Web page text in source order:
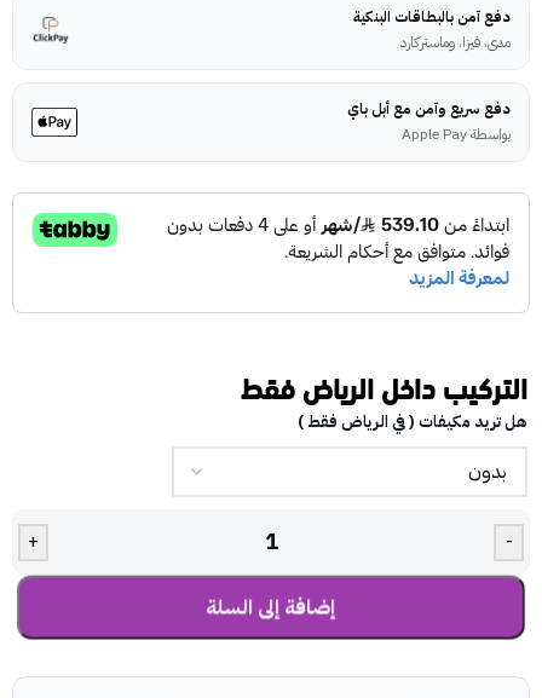
دفع آمن بالبطاقات البنكية
مدى، فيزا، وماستركارد
دفع سريع وآمن مع أبل باي
بواسطة Apple Pay
التركيب داخل الرياض فقط
هل تريد مكيفات ( في الرياض فقط )
-
+
إضافة إلى السلة